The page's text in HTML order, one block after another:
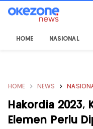
HOME NASIONAL
HOME NEWS
Hakordia 2023,
Elemen Perlu